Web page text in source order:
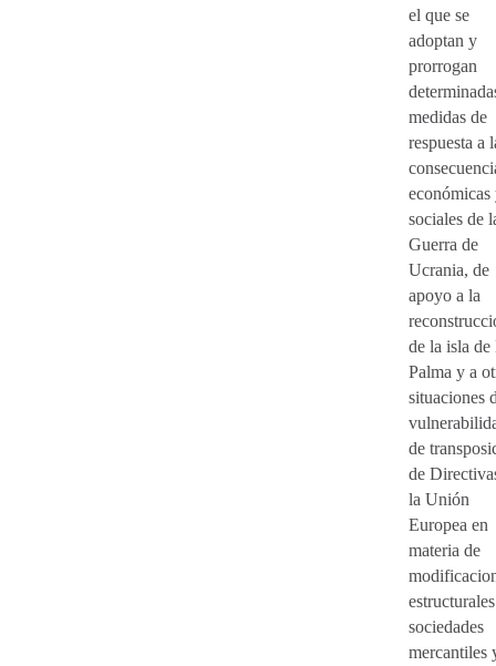
el que se
adoptan y
prorrogan
medidas de
respuesta a
económicas
sociales de
Guerra de
Ucrania, de
apoyo a la
de la isla de
Palma y a
situaciones
de
de
la Unión
Europea en
materia de
sociedades
mercantiles